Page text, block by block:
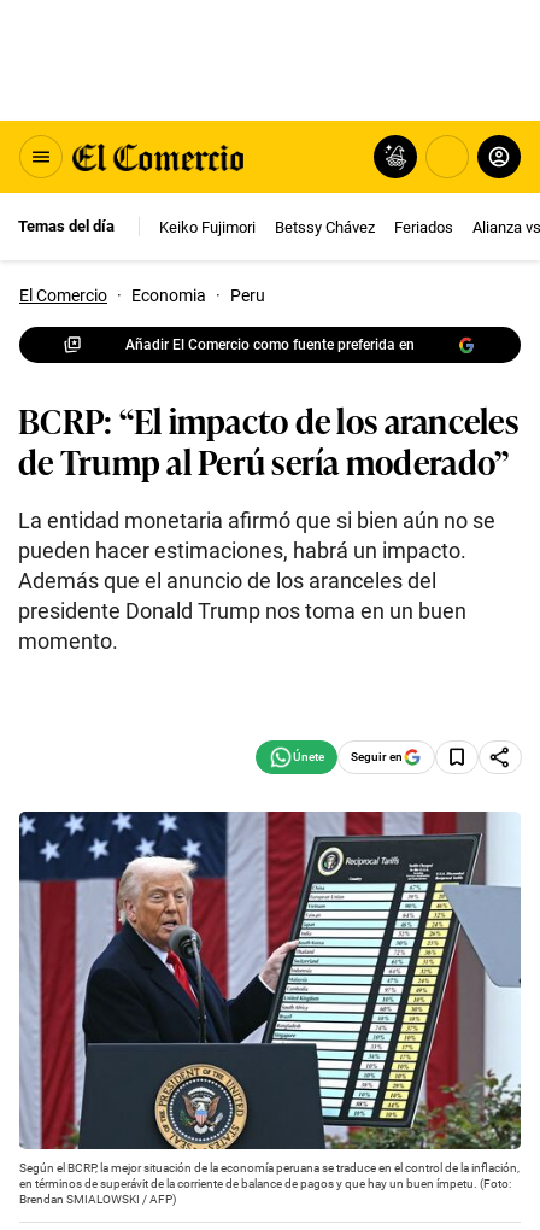
Temas del día Keiko Fujimori Betssy Chávez Feriados Alianza
El Comercio · Economia · Peru
Añadir El Comercio como fuente preferida en
BCRP: “El impacto de los aranceles
de Trump al Perú sería moderado”
La entidad monetaria afirmó que si bien aún no se
pueden hacer estimaciones, habrá un impacto.
Además que el anuncio de los aranceles del
presidente Donald Trump nos toma en un buen
momento.
Seguir en
Según el BCRP, la mejor situación de la economía peruana se traduce en el control de la inflación,
en términos de superávit de la corriente de balance de pagos y que hay un buen ímpetu. (Foto:
Brendan SMIALOWSKI / AFP)